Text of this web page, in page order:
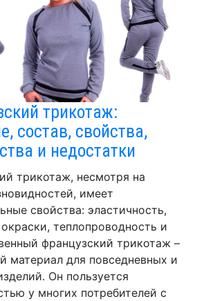
трикотаж:
состав, свойства,
и недостатки
трикотаж, несмотря на
имеет
свойства: эластичность,
теплопроводность и
французский трикотаж –
материал для повседневных и
Он пользуется
у многих потребителей с